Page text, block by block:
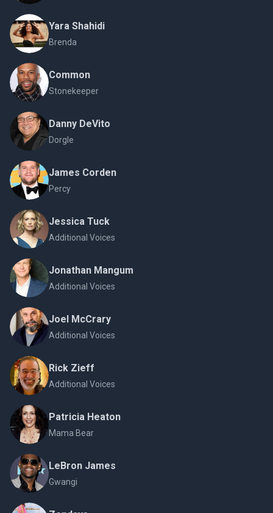
Yara Shahidi
Brenda
Common
Stonekeeper
Danny DeVito
Dorgle
James Corden
Percy
Jessica Tuck
Additional Voices
Jonathan Mangum
Additional Voices
Joel McCrary
Additional Voices
Rick Zieff
Additional Voices
Patricia Heaton
Mama Bear
LeBron James
Gwangi